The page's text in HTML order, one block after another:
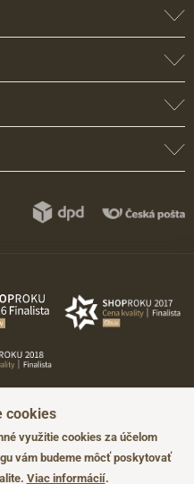
cookies
využitie cookies za účelom
vám budeme môcť poskytovať
Viac informácií.